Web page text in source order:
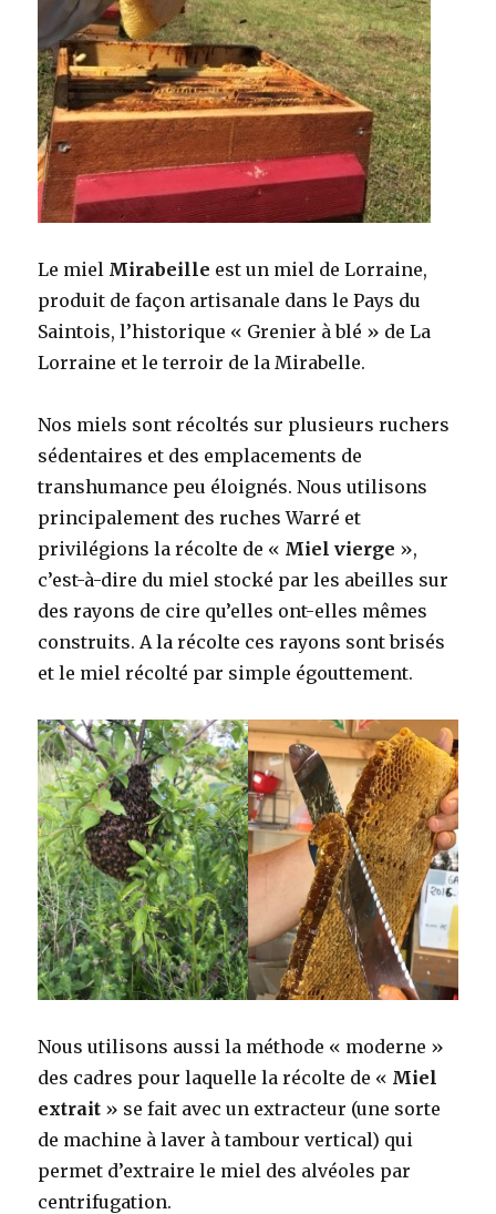
Le miel Mirabeille est un miel de Lorraine,
produit de façon artisanale dans le Pays du
Saintois, l’historique « Grenier à blé » de La
Lorraine et le terroir de la Mirabelle.
Nos miels sont récoltés sur plusieurs ruchers
sédentaires et des emplacements de
transhumance peu éloignés. Nous utilisons
principalement des ruches Warré et
privilégions la récolte de « Miel vierge »,
c’est-à-dire du miel stocké par les abeilles sur
des rayons de cire qu’elles ont-elles mêmes
construits. A la récolte ces rayons sont brisés
et le miel récolté par simple égouttement.
Nous utilisons aussi la méthode « moderne »
des cadres pour laquelle la récolte de « Miel
extrait » se fait avec un extracteur (une sorte
de machine à laver à tambour vertical) qui
permet d’extraire le miel des alvéoles par
centrifugation.